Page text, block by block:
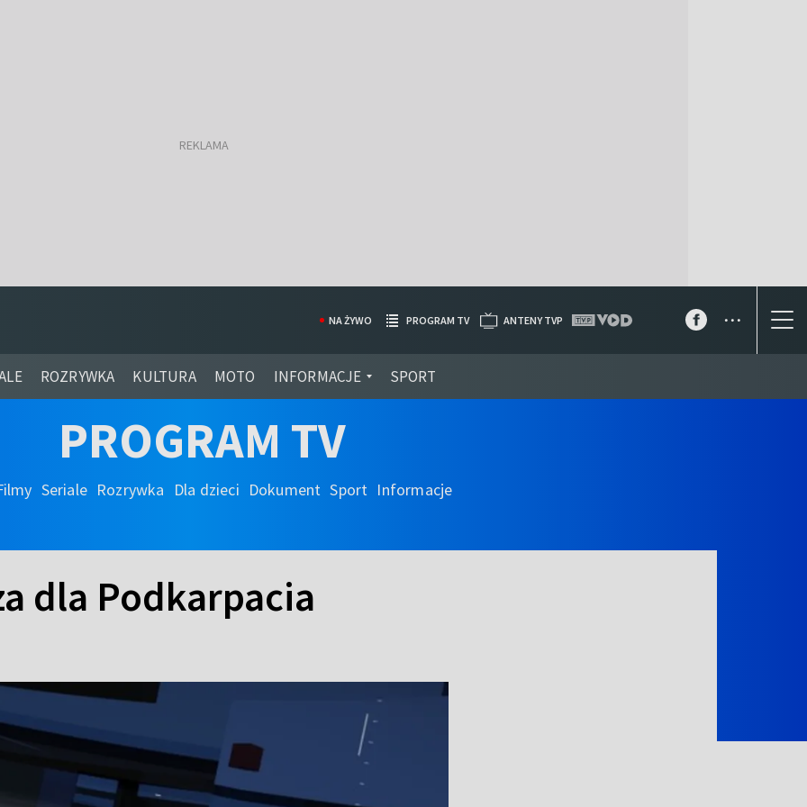
ROZRYWKA KULTURA MOTO INFORMACJE SPORT
NA ŻYWO PROGRAM TV ANTENY TVP ...
PROGRAM TV
Seriale Rozrywka Dla dzieci Dokument Sport Informacje
dla Podkarpacia